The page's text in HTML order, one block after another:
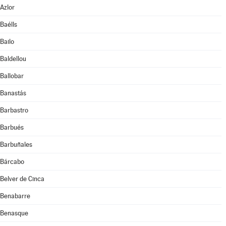
Azlor
Baélls
Bailo
Baldellou
Ballobar
Banastás
Barbastro
Barbués
Barbuñales
Bárcabo
Belver de Cinca
Benabarre
Benasque